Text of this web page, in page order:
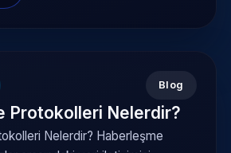
Blog
Protokolleri Nelerdir?
Nelerdir? Haberleşme